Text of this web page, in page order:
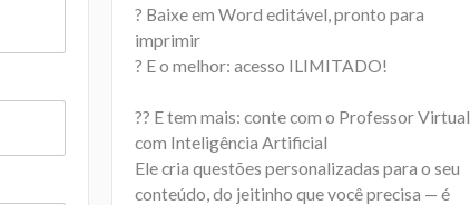
? Baixe em Word editável, pronto para
imprimir
? E o melhor: acesso ILIMITADO!
?? E tem mais: conte com o Professor Virtual
com Inteligência Artificial
Ele cria questões personalizadas para o seu
conteúdo, do jeitinho que você precisa — é